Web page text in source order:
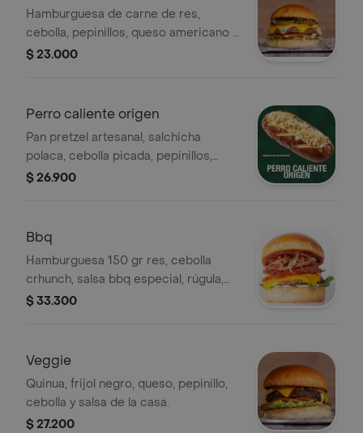
Hamburguesa de carne de res,
cebolla, pepinillos, queso americano o
queso white cheddar y salsa de la
$ 23.000
Perro caliente origen
Pan pretzel artesanal, salchicha
polaca, cebolla picada, pepinillos,
queso cheddar, papas, salsa de la
$ 26.900
Bbq
Hamburguesa 150 gr res, cebolla
crhunch, salsa bbq especial, rúgula,
queso americano, tocineta ahumada y
$ 33.300
Veggie
Quinua, frijol negro, queso, pepinillo,
cebolla y salsa de la casa.
$ 27.200